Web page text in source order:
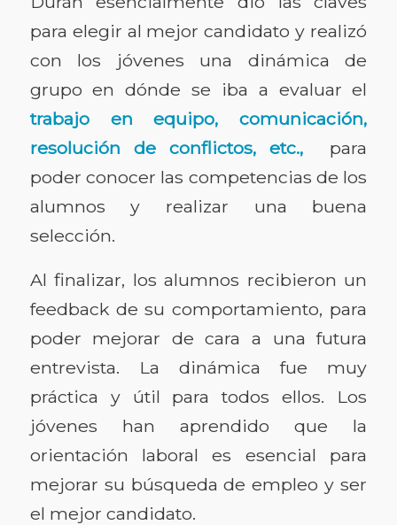
para elegir al mejor candidato y realizó
con los jóvenes una dinámica de
grupo en dónde se iba a evaluar el
trabajo en equipo, comunicación,
resolución de conflictos, etc.,
para
poder conocer las competencias de los
alumnos y realizar una buena
selección.
Al finalizar, los alumnos recibieron un
feedback de su comportamiento, para
poder mejorar de cara a una futura
entrevista. La dinámica fue muy
práctica y útil para todos ellos. Los
jóvenes han aprendido que la
orientación laboral es esencial para
mejorar su búsqueda de empleo y ser
el mejor candidato.